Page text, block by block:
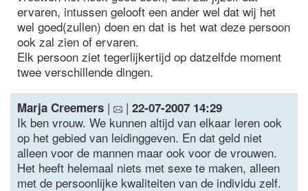
ervaren, intussen gelooft een ander wel dat wij het
wel goed(zullen) doen en dat is het wat deze persoon
ook zal zien of ervaren.
Elk persoon ziet tegerlijkertijd op datzelfde moment
twee verschillende dingen.
Marja Creemers | | 22-07-2007 14:29
Ik ben vrouw. We kunnen altijd van elkaar leren ook
op het gebied van leidinggeven. En dat geld niet
alleen voor de mannen maar ook voor de vrouwen.
Het heeft helemaal niets met sexe te maken, alleen
met de persoonlijke kwaliteiten van de individu zelf.